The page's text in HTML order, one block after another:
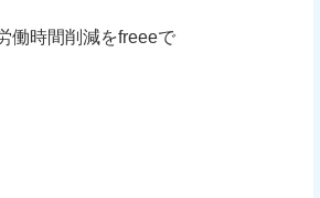
働時間削減をfreeeで